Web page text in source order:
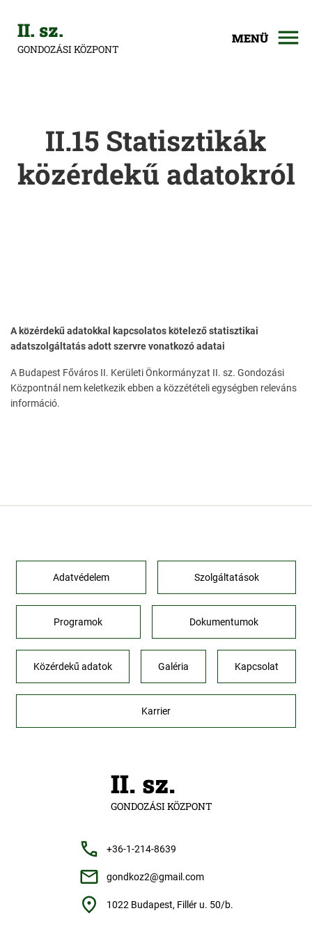
II. sz.
GONDOZÁSI KÖZPONT
MENÜ
II.15 Statisztikák
közérdekű adatokról
A közérdekű adatokkal kapcsolatos kötelező statisztikai
adatszolgáltatás adott szervre vonatkozó adatai
A Budapest Főváros II. Kerületi Önkormányzat II. sz. Gondozási
Központnál nem keletkezik ebben a közzétételi egységben releváns
információ.
II. sz.
GONDOZÁSI KÖZPONT
+36-1-214-8639
gondkoz2@gmail.com
1022 Budapest, Fillér u. 50/b.
Adatvédelem Szolgáltatások
Programok Dokumentumok
Közérdekű adatok Galéria Kapcsolat
Karrier